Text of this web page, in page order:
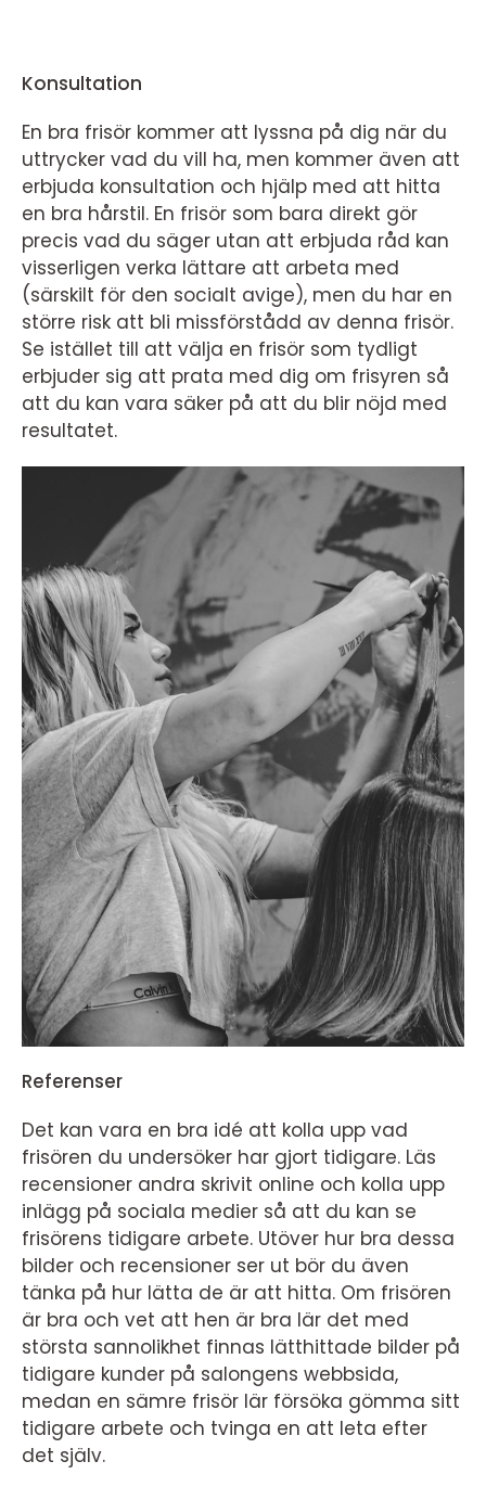
Konsultation
En bra frisör kommer att lyssna på dig när du
uttrycker vad du vill ha, men kommer även att
erbjuda konsultation och hjälp med att hitta
en bra hårstil. En frisör som bara direkt gör
precis vad du säger utan att erbjuda råd kan
visserligen verka lättare att arbeta med
(särskilt för den socialt avige), men du har en
större risk att bli missförstådd av denna frisör.
Se istället till att välja en frisör som tydligt
erbjuder sig att prata med dig om frisyren så
att du kan vara säker på att du blir nöjd med
resultatet.
Referenser
Det kan vara en bra idé att kolla upp vad
frisören du undersöker har gjort tidigare. Läs
recensioner andra skrivit online och kolla upp
inlägg på sociala medier så att du kan se
frisörens tidigare arbete. Utöver hur bra dessa
bilder och recensioner ser ut bör du även
tänka på hur lätta de är att hitta. Om frisören
är bra och vet att hen är bra lär det med
största sannolikhet finnas lätthittade bilder på
tidigare kunder på salongens webbsida,
medan en sämre frisör lär försöka gömma sitt
tidigare arbete och tvinga en att leta efter
det själv.